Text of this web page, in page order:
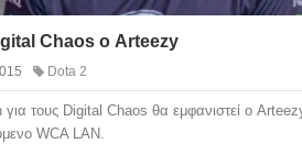
Chaos ο Arteezy
Dota 2
τους Digital Chaos θα εμφανιστεί ο
WCA LAN.